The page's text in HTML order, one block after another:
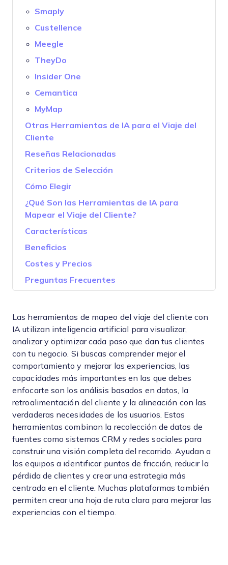
Smaply
Custellence
Meegle
TheyDo
Insider One
Cemantica
MyMap
Otras Herramientas de IA para el Viaje del
Cliente
Reseñas Relacionadas
Criterios de Selección
Cómo Elegir
¿Qué Son las Herramientas de IA para
Mapear el Viaje del Cliente?
Características
Beneficios
Costes y Precios
Preguntas Frecuentes
Las herramientas de mapeo del viaje del cliente con
IA utilizan inteligencia artificial para visualizar,
analizar y optimizar cada paso que dan tus clientes
con tu negocio. Si buscas comprender mejor el
comportamiento y mejorar las experiencias, las
capacidades más importantes en las que debes
enfocarte son los análisis basados en datos, la
retroalimentación del cliente y la alineación con las
verdaderas necesidades de los usuarios. Estas
herramientas combinan la recolección de datos de
fuentes como sistemas CRM y redes sociales para
construir una visión completa del recorrido. Ayudan a
los equipos a identificar puntos de fricción, reducir la
pérdida de clientes y crear una estrategia más
centrada en el cliente. Muchas plataformas también
permiten crear una hoja de ruta clara para mejorar las
experiencias con el tiempo.